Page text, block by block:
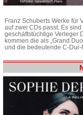
Franz Schuberts Werke für
auf zwei CDs passt. Es
geschäftstüchtige Verleger
kommen die als „Grand
und die bedeutende C-Dur-